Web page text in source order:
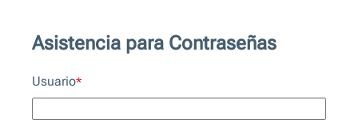
Asistencia para Contraseñas
Usuario*